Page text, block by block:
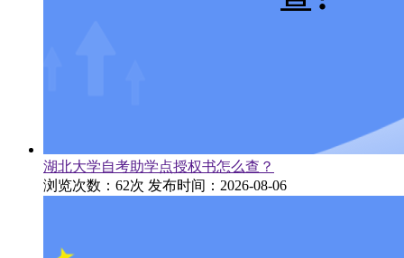
湖北大学自考助学点授权书怎么查？
浏览次数：62次 发布时间：2026-08-06